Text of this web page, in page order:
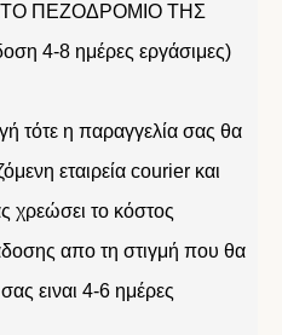
ΠΕΖΟΔΡΟΜΙΟ ΤΗΣ
4-8 ημέρες εργάσιμες)
τότε η παραγγελία σας θα
εταιρεία courier και
χρεώσει το κόστος
απο τη στιγμή που θα
ειναι 4-6 ημέρες